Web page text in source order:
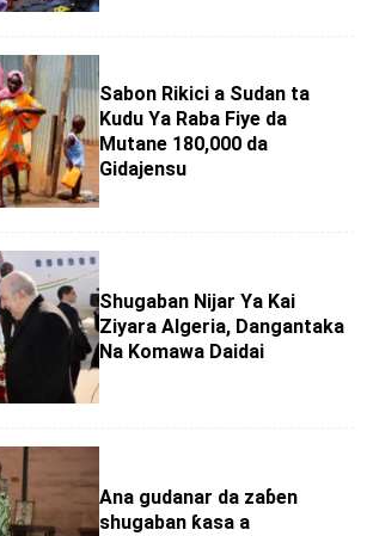
Sabon Rikici a Sudan ta
Kudu Ya Raba Fiye da
Mutane 180,000 da
Gidajensu
Shugaban Nijar Ya Kai
Ziyara Algeria, Dangantaka
Na Komawa Daidai
Ana gudanar da zaɓen
shugaban ƙasa a